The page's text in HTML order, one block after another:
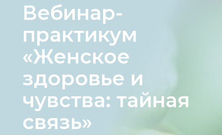
Вебинар-
практикум
«Женское
здоровье и
чувства: тайная
связь»